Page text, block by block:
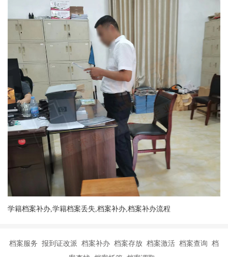
学籍档案补办,学籍档案丢失,档案补办,档案补办流程
档案服务 报到证改派 档案补办 档案存放 档案激活 档案查询 档